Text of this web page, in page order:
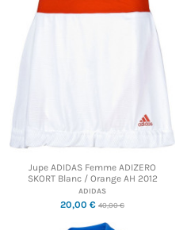
Jupe ADIDAS Femme ADIZERO
SKORT Blanc / Orange AH 2012
ADIDAS
20,00 € 40,00 €